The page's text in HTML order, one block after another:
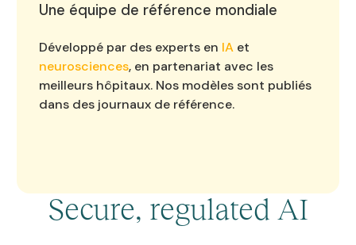
Une équipe de référence mondiale
Développé par des experts en IA et
neurosciences, en partenariat avec les
meilleurs hôpitaux. Nos modèles sont publiés
dans des journaux de référence.
Secure, regulated AI